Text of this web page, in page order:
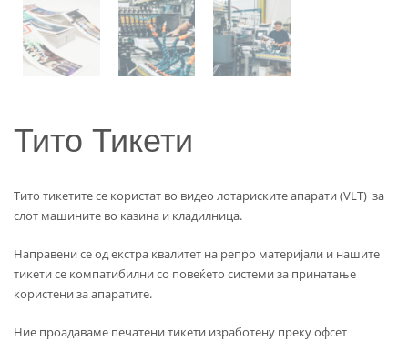
Тито Тикети
Тито тикетите се користат во видео лотариските апарати (VLT) за
слот машините во казина и кладилница.
Направени се од екстра квалитет на репро материјали и нашите
тикети се компатибилни со повеќето системи за принатање
користени за апаратите.
Ние проадаваме печатени тикети изработену преку офсет